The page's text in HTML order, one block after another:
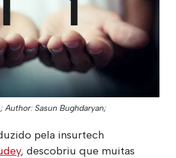
Author: Sasun Bughdaryan;
pela insurtech
, descobriu que muitas